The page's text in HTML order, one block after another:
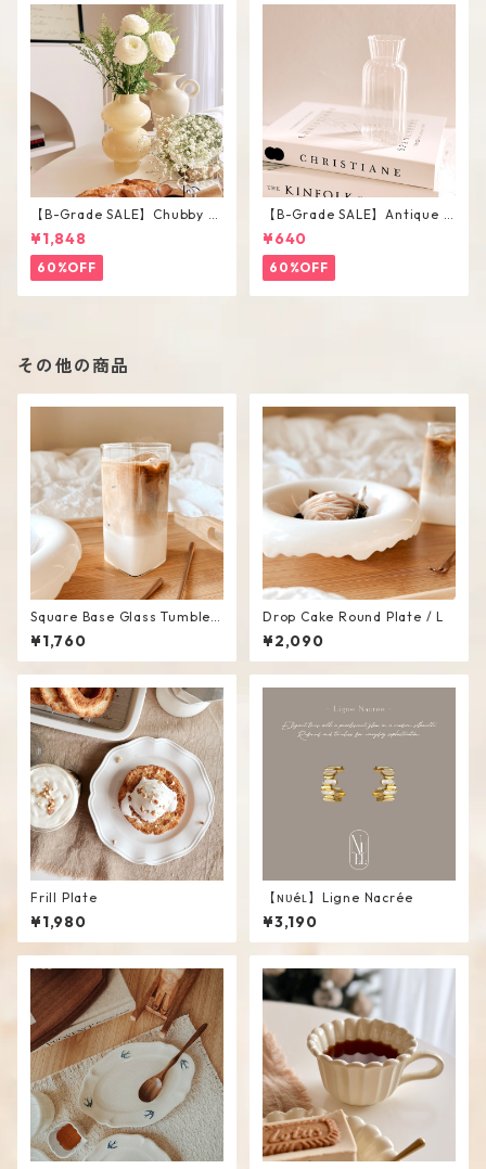
【B-Grade SALE】Chubby V
ase / M
¥1,848
60%OFF
【B-Grade SALE】Antique F
lower Vase #C
¥640
60%OFF
その他の商品
Square Base Glass Tumbler
/ L
¥1,760
Drop Cake Round Plate / L
¥2,090
Frill Plate
¥1,980
【ɴᴜéʟ】Ligne Nacrée
¥3,190